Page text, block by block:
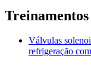
Treinamentos
Válvulas
refrigeração